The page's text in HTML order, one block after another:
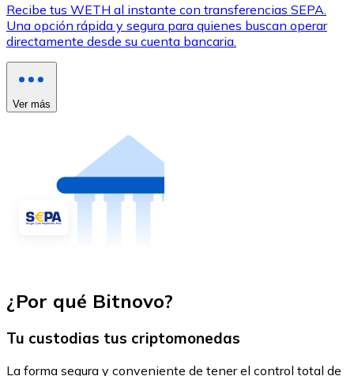
Recibe tus WETH al instante con transferencias SEPA.
Una opción rápida y segura para quienes buscan operar
directamente desde su cuenta bancaria.
Ver más
¿Por qué Bitnovo?
Tu custodias tus criptomonedas
La forma segura y conveniente de tener el control total de